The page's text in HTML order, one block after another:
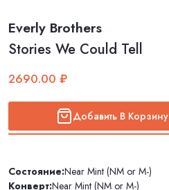
Everly Brothers
Stories We Could Tell
2690.00 ₽
Добавить В Корзину
Состояние:Near Mint (NM or M-)
Конверт:Near Mint (NM or M-)